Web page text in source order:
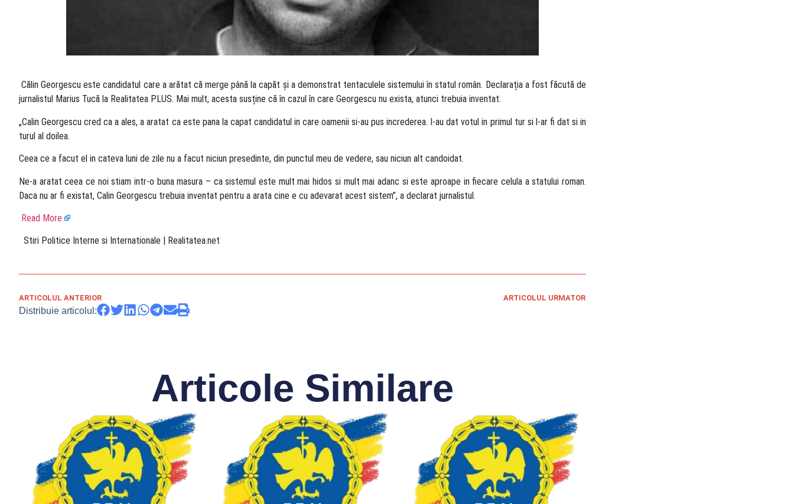
​ Călin Georgescu este candidatul care a arătat că merge până la capăt și a demonstrat tentaculele sistemului în statul român. Declarația a fost făcută de
jurnalistul Marius Tucă la Realitatea PLUS. Mai mult, acesta susține că în cazul în care Georgescu nu exista, atunci trebuia inventat.
„Calin Georgescu cred ca a ales, a aratat ca este pana la capat candidatul in care oamenii si-au pus increderea. I-au dat votul in primul tur si l-ar fi dat si in
turul al doilea.
Ceea ce a facut el in cateva luni de zile nu a facut niciun presedinte, din punctul meu de vedere, sau niciun alt candoidat.
Ne-a aratat ceea ce noi stiam intr-o buna masura – ca sistemul este mult mai hidos si mult mai adanc si este aproape in fiecare celula a statului roman.
Daca nu ar fi existat, Calin Georgescu trebuia inventat pentru a arata cine e cu adevarat acest sistem”, a declarat jurnalistul.
Read More
​ Stiri Politice Interne si Internationale | Realitatea.net
ARTICOLUL ANTERIOR ARTICOLUL URMATOR
Distribuie articolul:
Articole Similare